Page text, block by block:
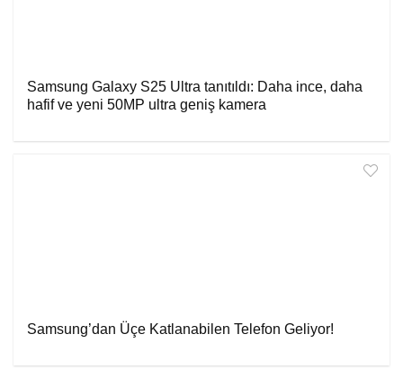
Samsung Galaxy S25 Ultra tanıtıldı: Daha ince, daha
hafif ve yeni 50MP ultra geniş kamera
Samsung’dan Üçe Katlanabilen Telefon Geliyor!